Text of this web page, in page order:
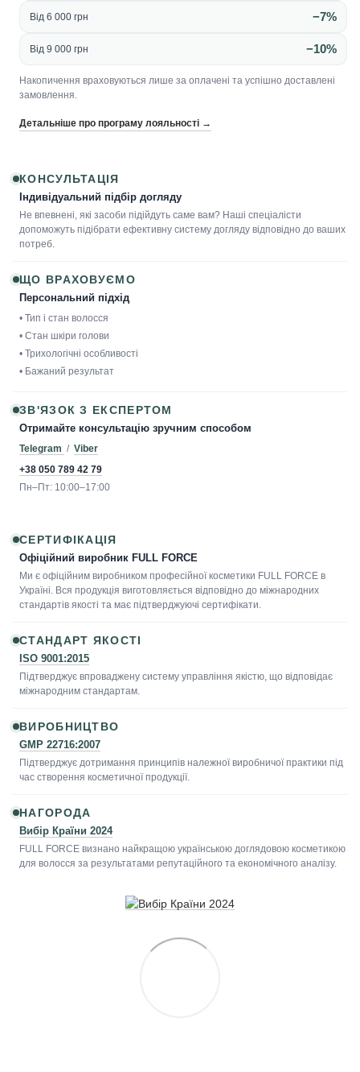
Від 6 000 грн −7%
Від 9 000 грн −10%
Накопичення враховуються лише за оплачені та успішно доставлені
замовлення.
Детальніше про програму лояльності →
КОНСУЛЬТАЦІЯ
Індивідуальний підбір догляду
Не впевнені, які засоби підійдуть саме вам? Наші спеціалісти
допоможуть підібрати ефективну систему догляду відповідно до ваших
потреб.
ЩО ВРАХОВУЄМО
Персональний підхід
• Тип і стан волосся
• Стан шкіри голови
• Трихологічні особливості
• Бажаний результат
ЗВ'ЯЗОК З ЕКСПЕРТОМ
Отримайте консультацію зручним способом
Telegram / Viber
+38 050 789 42 79
Пн–Пт: 10:00–17:00
СЕРТИФІКАЦІЯ
Офіційний виробник FULL FORCE
Ми є офіційним виробником професійної косметики FULL FORCE в
Україні. Вся продукція виготовляється відповідно до міжнародних
стандартів якості та має підтверджуючі сертифікати.
СТАНДАРТ ЯКОСТІ
ISO 9001:2015
Підтверджує впроваджену систему управління якістю, що відповідає
міжнародним стандартам.
ВИРОБНИЦТВО
GMP 22716:2007
Підтверджує дотримання принципів належної виробничої практики під
час створення косметичної продукції.
НАГОРОДА
Вибір Країни 2024
FULL FORCE визнано найкращою українською доглядовою косметикою
для волосся за результатами репутаційного та економічного аналізу.